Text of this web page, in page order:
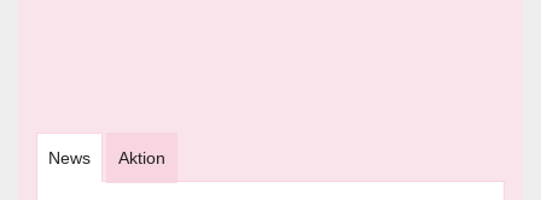
News Aktion